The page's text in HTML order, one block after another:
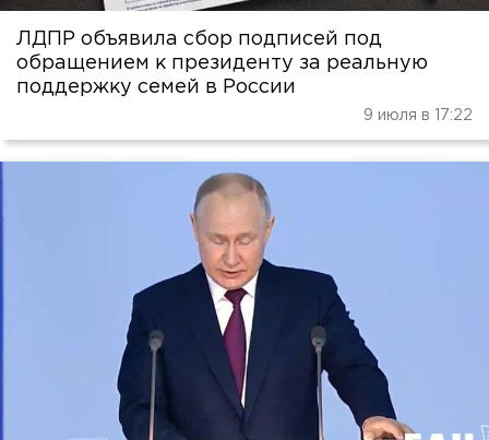
ЛДПР объявила сбор подписей под
обращением к президенту за реальную
поддержку семей в России
9 июля в 17:22